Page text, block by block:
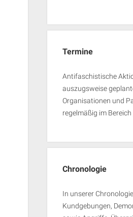
Termine
Antifaschistische
auszugsweise
Organisationen und
regelmäßig im Bereich
Chronologie
In unserer
Kundgebungen,